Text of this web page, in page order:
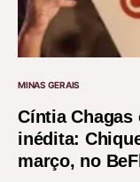
MINAS GERAIS
Cíntia Chagas
inédita:
março, no